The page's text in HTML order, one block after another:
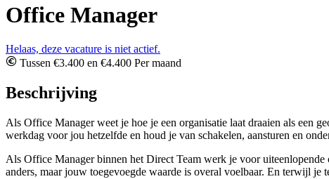
Office Manager
Helaas, deze vacature is niet actief.
Tussen €3.400 en €4.400 Per maand
Beschrijving
Als Office Manager weet je hoe je een organisatie laat draaien als een
werkdag voor jou hetzelfde en houd je van schakelen, aansturen en
Als Office Manager binnen het Direct Team werk je voor
anders, maar jouw toegevoegde waarde is overal voelbaar. En terwijl